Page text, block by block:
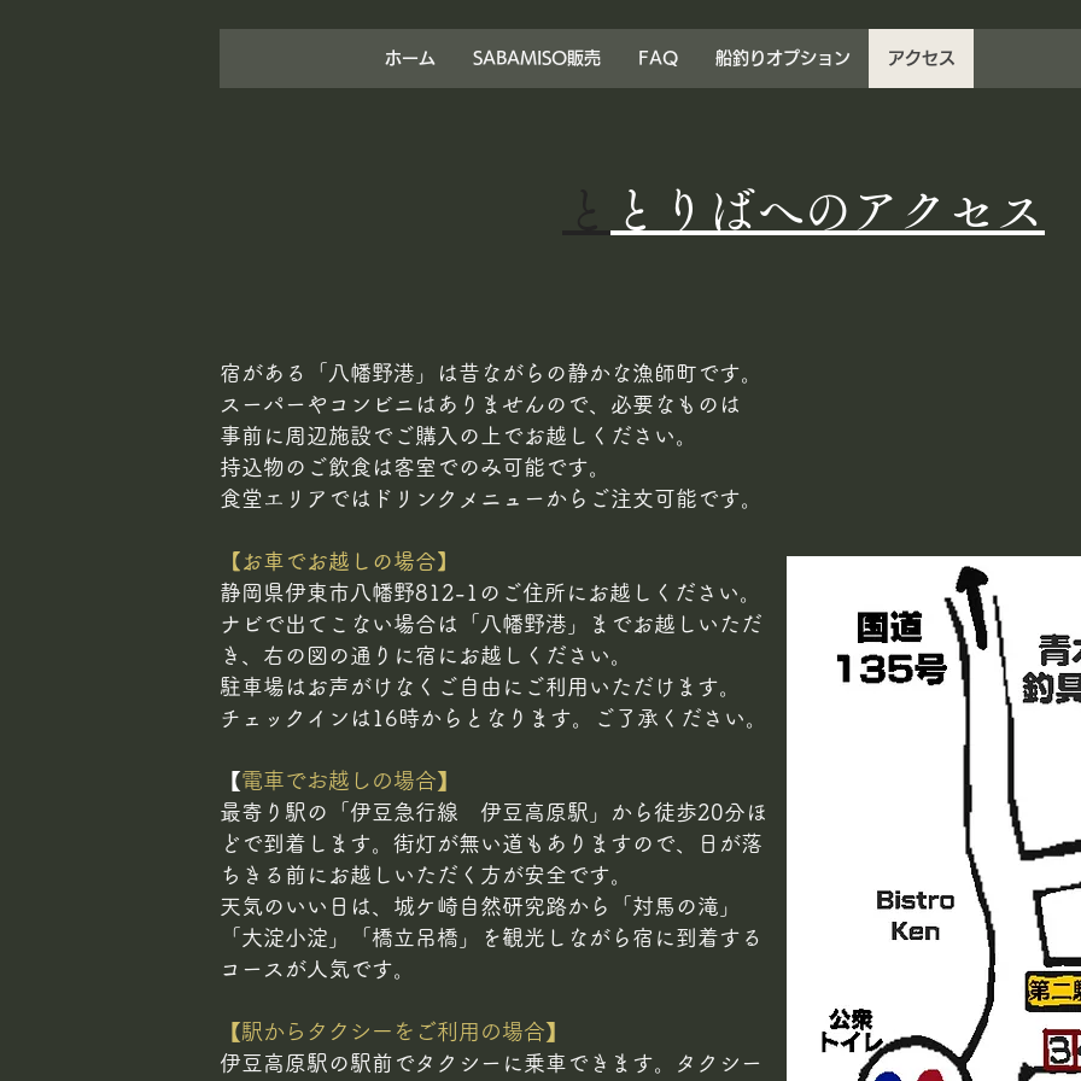
ホーム SABAMISO販売 FAQ 船釣りオプション アクセス
ととりばへのアクセス
宿がある「八幡野港」は昔ながらの静かな漁師町です。
スーパーやコンビニはありませんので、必要なものは
事前に周辺施設でご購入の上でお越しください。
持込物のご飲食は客室でのみ可能です。
食堂エリアではドリンクメニューからご注文可能です。
【お車でお越しの場合】
静岡県伊東市八幡野812-1のご住所にお越しください。
ナビで出てこない場合は「八幡野港」までお越しいただ
き、右の図の通りに宿にお越しください。
駐車場はお声がけなくご自由にご利用いただけます。
チェックインは16時からとなります。ご了承ください。
​【電車でお越しの場合】
最寄り駅の「伊豆急行線 伊豆高原駅」から徒歩20分ほ
どで到着します。街灯が無い道もありますので、日が落
ちきる前にお越しいただく方が安全です。
天気のいい日は、城ケ崎自然研究路から「対馬の滝」
「大淀小淀」「橋立吊橋」を観光しながら宿に到着する
コースが人気です。
​【駅からタクシーをご利用の場合】
伊豆高原駅の駅前でタクシーに乗車できます。タクシー